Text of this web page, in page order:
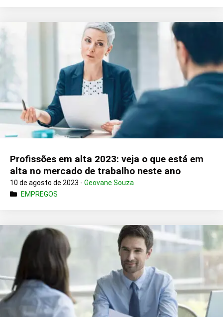
Profissões em alta 2023: veja o que está em
alta no mercado de trabalho neste ano
10 de agosto de 2023 - Geovane Souza
EMPREGOS